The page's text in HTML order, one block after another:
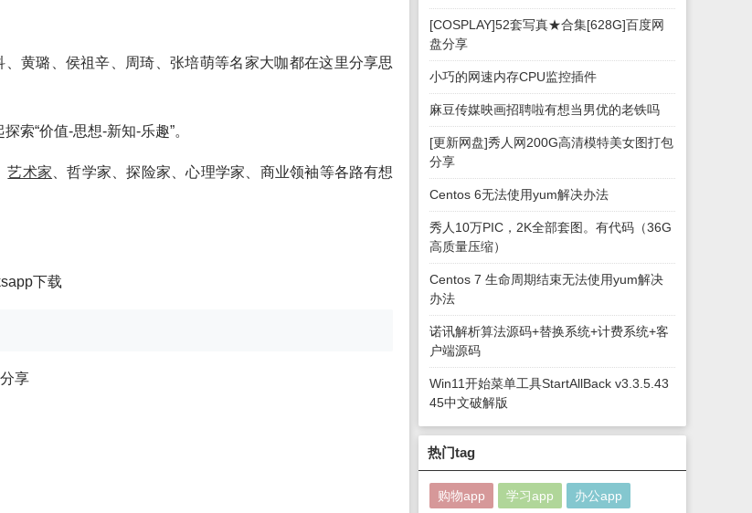
黄璐、侯祖辛、周琦、张培萌等名家大咖都在这里分享思
索“价值-思想-新知-乐趣”。
艺术家 、哲学家、探险家、心理学家、商业领袖等各路有想
享
[COSPLAY]52套写真★合集[628G]百度网
盘分享
小巧的网速内存CPU监控插件
麻豆传媒映画招聘啦有想当男优的老铁吗
[更新网盘]秀人网200G高清模特美女图打包
分享
Centos 6无法使用yum解决办法
秀人10万PIC，2K全部套图。有代码（36G
高质量压缩）
Centos 7 生命周期结束无法使用yum解决
办法
诺讯解析算法源码+替换系统+计费系统+客
户端源码
Win11开始菜单工具StartAllBack v3.3.5.43
45中文破解版
热门tag
购物app 学习app 办公app